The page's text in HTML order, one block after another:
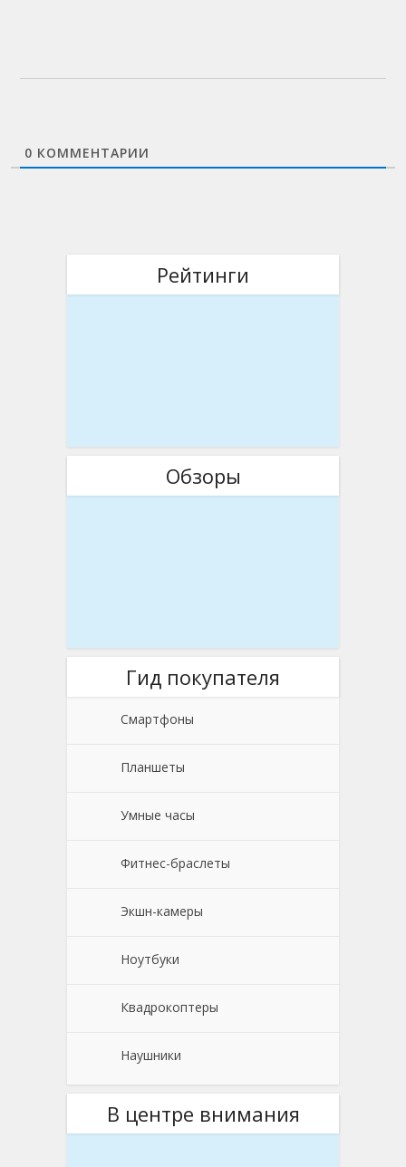
0 КОММЕНТАРИИ
Рейтинги
Обзоры
Гид покупателя
Смартфоны
Планшеты
Умные часы
Фитнес-браслеты
Экшн-камеры
Ноутбуки
Квадрокоптеры
Наушники
В центре внимания